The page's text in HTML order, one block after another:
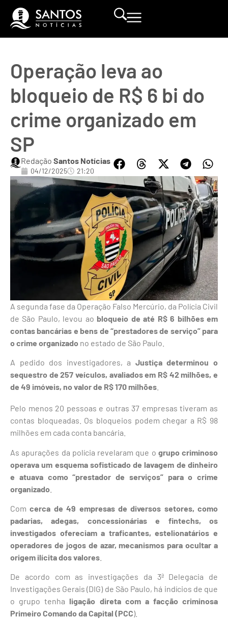
Operação leva ao
bloqueio de R$ 6 bi do
crime organizado em
SP
Redação Santos Notícias
04/12/2025 21:20
A segunda fase da Operação Falso Mercúrio, da Polícia Civil
de São Paulo, levou ao bloqueio de até R$ 6 bilhões em
contas bancárias e bens de “prestadores de serviço” para
o crime organizado no estado de São Paulo.
A pedido dos investigadores, a Justiça determinou o
sequestro de 257 veículos, avaliados em R$ 42 milhões, e
de 49 imóveis, no valor de R$ 170 milhões
Pelo menos 20 pessoas e outras 37 empresas tiveram as
contas bloqueadas. Os bloqueios podem chegar a R$ 98
milhões em cada conta bancária.
As apurações da polícia revelaram que o grupo criminoso
operava um esquema sofisticado de lavagem de dinheiro
e atuava como “prestador de serviços” para o crime
organizado
Com cerca de 49 empresas de diversos setores, como
padarias, adegas, concessionárias e fintechs, os
investigados ofereciam a traficantes, estelionatários e
operadores de jogos de azar, mecanismos para ocultar a
origem ilícita dos valores
De acordo com as investigações da 3ª Delegacia de
Investigações Gerais (DIG) de São Paulo, há indícios de que
o grupo tenha ligação direta com a facção criminosa
Primeiro Comando da Capital (PCC).